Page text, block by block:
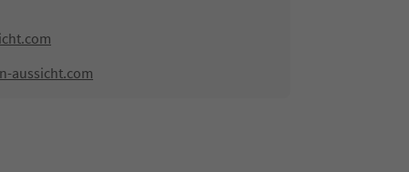
aussicht.com